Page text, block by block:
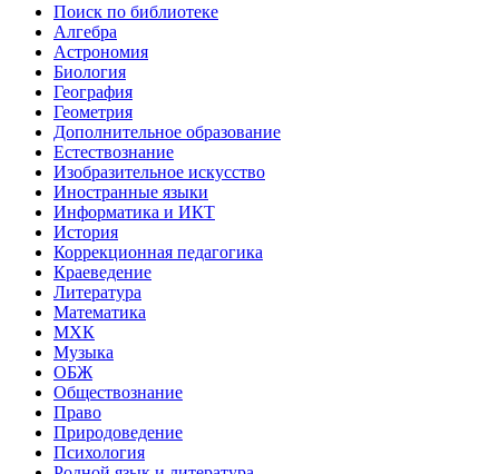
Поиск по библиотеке
Алгебра
Астрономия
Биология
География
Геометрия
Дополнительное образование
Естествознание
Изобразительное искусство
Иностранные языки
Информатика и ИКТ
История
Коррекционная педагогика
Краеведение
Литература
Математика
МХК
Музыка
ОБЖ
Обществознание
Право
Природоведение
Психология